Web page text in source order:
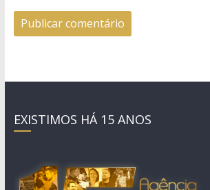
EXISTIMOS HÁ 15 ANOS